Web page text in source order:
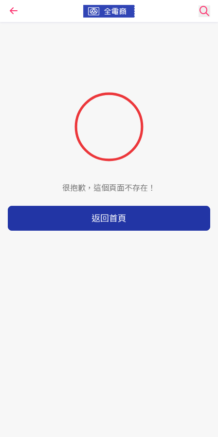
很抱歉，這個頁面不存在！
返回首頁